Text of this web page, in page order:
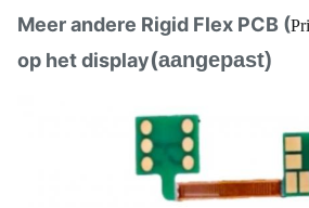
Meer andere Rigid Flex PCB (
op het display(aangepast)